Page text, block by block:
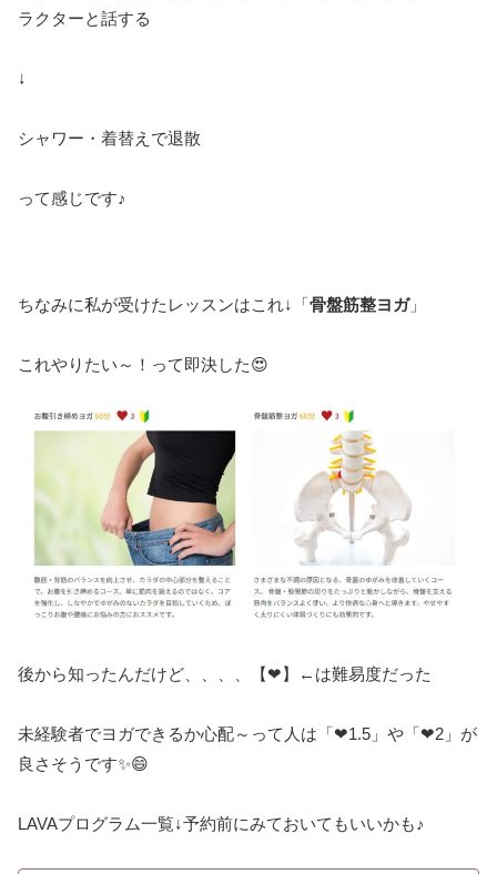
ラクターと話する
↓
シャワー・着替えで退散
って感じです♪
ちなみに私が受けたレッスンはこれ↓「 骨盤筋整ヨガ」
これやりたい～！って即決した😍
後から知ったんだけど、、、、【❤】←は難易度だった
未経験者でヨガできるか心配～って人は「❤1.5」や「❤2」が
良さそうです✨😄
LAVAプログラム一覧↓予約前にみておいてもいいかも♪